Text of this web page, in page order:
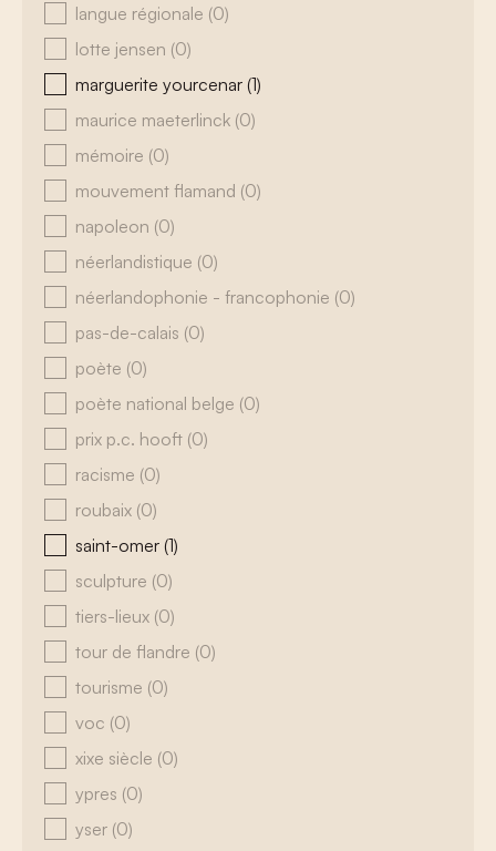
langue régionale (0)
lotte jensen (0)
marguerite yourcenar (1)
maurice maeterlinck (0)
mémoire (0)
mouvement flamand (0)
napoleon (0)
néerlandistique (0)
néerlandophonie - francophonie (0)
pas-de-calais (0)
poète (0)
poète national belge (0)
prix p.c. hooft (0)
racisme (0)
roubaix (0)
saint-omer (1)
sculpture (0)
tiers-lieux (0)
tour de flandre (0)
tourisme (0)
voc (0)
xixe siècle (0)
ypres (0)
yser (0)